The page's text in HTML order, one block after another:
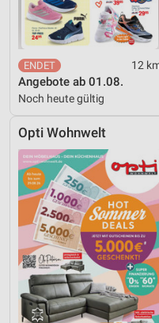
12
Angebote ab 01.08.
Noch heute gültig
Opti Wohnwelt